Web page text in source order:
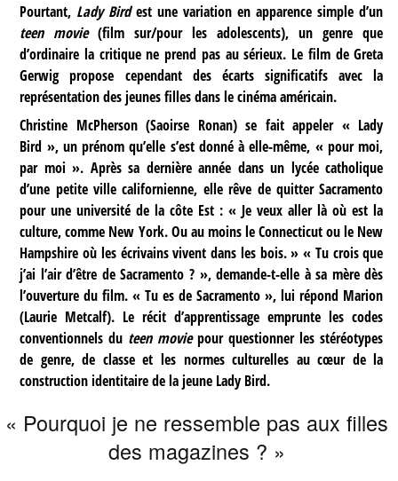
Pourtant, Lady Birdest une variation en apparence simple d’un
teen movie(film sur/pour les adolescents), un genre que
d’ordinaire la critique ne prend pas au sérieux. Le film de Greta
Gerwig propose cependant des écarts significatifs avec la
représentation des jeunes filles dans le cinéma américain.
Christine McPherson (Saoirse Ronan) se fait appeler « Lady
Bird », un prénom qu’elle s’est donné à elle-même, « pour moi,
par moi ». Après sa dernière année dans un lycée catholique
d’une petite ville californienne, elle rêve de quitter Sacramento
pour une université de la côte Est : « Je veux aller là où est la
culture, comme New York. Ou au moins le Connecticut ou le New
Hampshire où les écrivains vivent dans les bois. » « Tu crois que
j’ai l’air d’être de Sacramento ? », demande-t-elle à sa mère dès
l’ouverture du film. « Tu es de Sacramento », lui répond Marion
(Laurie Metcalf). Le récit d’apprentissage emprunte les codes
conventionnels du teen moviepour questionner les stéréotypes
de genre, de classe et les normes culturelles au cœur de la
construction identitaire de la jeune Lady Bird.
« Pourquoi je ne ressemble pas aux filles
des magazines ? »